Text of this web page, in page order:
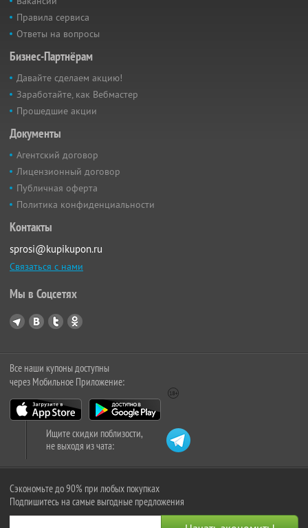
Правила сервиса
Ответы на вопросы
Бизнес-Партнёрам
Давайте сделаем акцию!
Заработайте, как Вебмастер
Прошедшие акции
Документы
Агентский договор
Лицензионный договор
Публичная оферта
Политика конфиденциальности
Контакты
sprosi@kupikupon.ru
Связаться с нами
Мы в Соцсетях
Все наши купоны доступны
через Мобильное Приложение:
Ищите скидки поблизости,
не выходя из чата:
Сэкономьте до 90% при любых покупках
Подпишитесь на самые выгодные предложения